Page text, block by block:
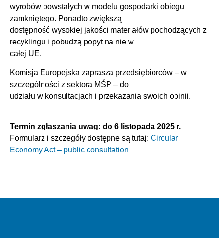
wyrobów powstałych w modelu gospodarki obiegu
zamkniętego. Ponadto zwiększą
dostępność wysokiej jakości materiałów pochodzących z
recyklingu i pobudzą popyt na nie w
całej UE.
Komisja Europejska zaprasza przedsiębiorców – w
szczególności z sektora MŚP – do
udziału w konsultacjach i przekazania swoich opinii.
Termin zgłaszania uwag: do 6 listopada 2025 r.
Formularz i szczegóły dostępne są tutaj: Circular
Economy Act – public consultation